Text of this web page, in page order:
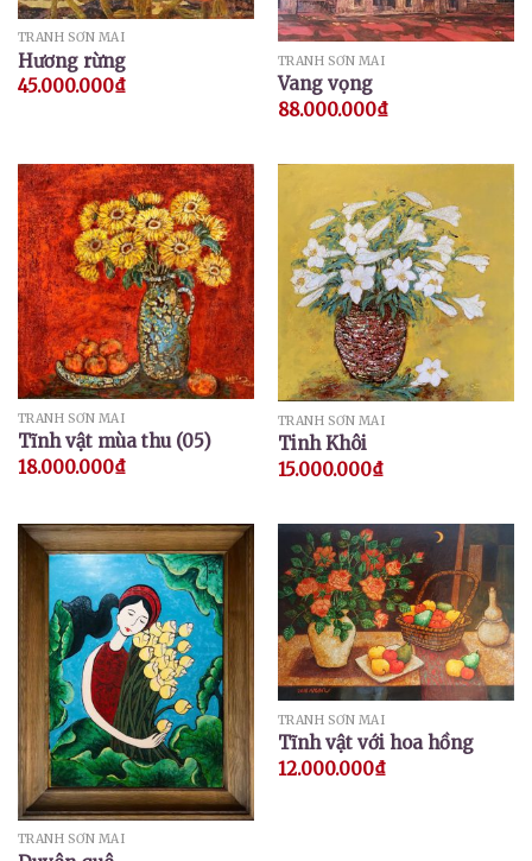
TRANH SƠN MÀI
Hương rừng
45.000.000₫
TRANH SƠN MÀI
Vang vọng
88.000.000₫
TRANH SƠN MÀI
Tĩnh vật mùa thu (05)
18.000.000₫
TRANH SƠN MÀI
Tinh Khôi
15.000.000₫
TRANH SƠN MÀI
TRANH SƠN MÀI
Tĩnh vật với hoa hồng
12.000.000₫